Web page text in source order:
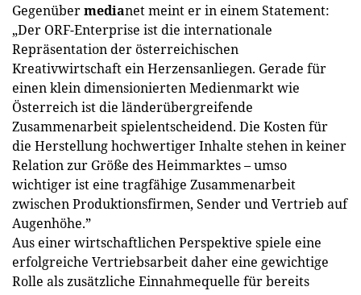
Gegenübermedianet meint er in einem Statement:
„Der ORF-Enter­prise ist die internationale
Repräsentation der österreichischen
Kreativwirtschaft ein Herzensanliegen. Gerade für
einen klein dimensionierten Medienmarkt wie
Österreich ist die länderübergreifende
Zusammenarbeit spielentscheidend. Die Kosten für
die Herstellung hochwertiger Inhalte stehen in keiner
Relation zur Größe des Heimmarktes – umso
wichtiger ist eine tragfähige Zusammenarbeit
zwischen Produktionsfirmen, Sender und Vertrieb auf
Augenhöhe.”
Aus einer wirtschaftlichen Perspektive spiele eine
erfolgreiche Vertriebsarbeit daher eine gewichtige
Rolle als zusätzliche Einnahmequelle für bereits